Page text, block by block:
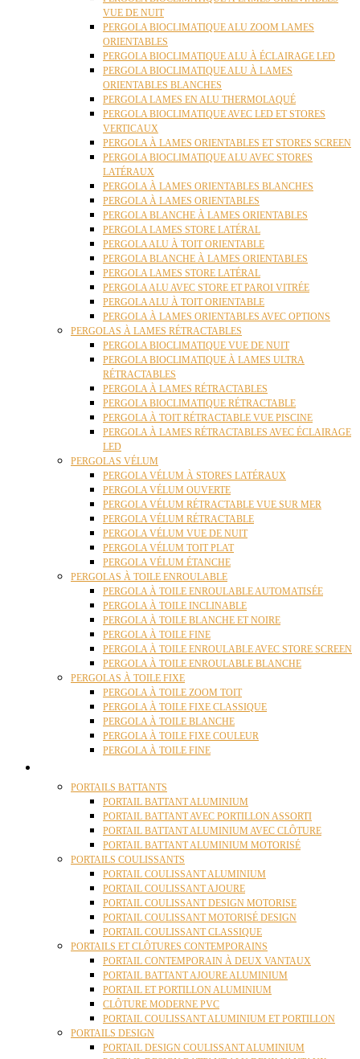
VUE DE NUIT
PERGOLA BIOCLIMATIQUE ALU ZOOM LAMES
ORIENTABLES
PERGOLA BIOCLIMATIQUE ALU À ÉCLAIRAGE LED
PERGOLA BIOCLIMATIQUE ALU À LAMES
ORIENTABLES BLANCHES
PERGOLA LAMES EN ALU THERMOLAQUÉ
PERGOLA BIOCLIMATIQUE AVEC LED ET STORES
VERTICAUX
PERGOLA À LAMES ORIENTABLES ET STORES SCREEN
PERGOLA BIOCLIMATIQUE ALU AVEC STORES
LATÉRAUX
PERGOLA À LAMES ORIENTABLES BLANCHES
PERGOLA À LAMES ORIENTABLES
PERGOLA BLANCHE À LAMES ORIENTABLES
PERGOLA LAMES STORE LATÉRAL
PERGOLA ALU À TOIT ORIENTABLE
PERGOLA BLANCHE À LAMES ORIENTABLES
PERGOLA LAMES STORE LATÉRAL
PERGOLA ALU AVEC STORE ET PAROI VITRÉE
PERGOLA ALU À TOIT ORIENTABLE
PERGOLA À LAMES ORIENTABLES AVEC OPTIONS
PERGOLAS À LAMES RÉTRACTABLES
PERGOLA BIOCLIMATIQUE VUE DE NUIT
PERGOLA BIOCLIMATIQUE À LAMES ULTRA
RÉTRACTABLES
PERGOLA À LAMES RÉTRACTABLES
PERGOLA BIOCLIMATIQUE RÉTRACTABLE
PERGOLA À TOIT RÉTRACTABLE VUE PISCINE
PERGOLA À LAMES RÉTRACTABLES AVEC ÉCLAIRAGE
LED
PERGOLAS VÉLUM
PERGOLA VÉLUM À STORES LATÉRAUX
PERGOLA VÉLUM OUVERTE
PERGOLA VÉLUM RÉTRACTABLE VUE SUR MER
PERGOLA VÉLUM RÉTRACTABLE
PERGOLA VÉLUM VUE DE NUIT
PERGOLA VÉLUM TOIT PLAT
PERGOLA VÉLUM ÉTANCHE
PERGOLAS À TOILE ENROULABLE
PERGOLA À TOILE ENROULABLE AUTOMATISÉE
PERGOLA À TOILE INCLINABLE
PERGOLA À TOILE BLANCHE ET NOIRE
PERGOLA À TOILE FINE
PERGOLA À TOILE ENROULABLE AVEC STORE SCREEN
PERGOLA À TOILE ENROULABLE BLANCHE
PERGOLAS À TOILE FIXE
PERGOLA À TOILE ZOOM TOIT
PERGOLA À TOILE FIXE CLASSIQUE
PERGOLA À TOILE BLANCHE
PERGOLA À TOILE FIXE COULEUR
PERGOLA À TOILE FINE
PORTAILS BATTANTS
PORTAIL BATTANT ALUMINIUM
PORTAIL BATTANT AVEC PORTILLON ASSORTI
PORTAIL BATTANT ALUMINIUM AVEC CLÔTURE
PORTAIL BATTANT ALUMINIUM MOTORISÉ
PORTAILS COULISSANTS
PORTAIL COULISSANT ALUMINIUM
PORTAIL COULISSANT AJOURE
PORTAIL COULISSANT DESIGN MOTORISE
PORTAIL COULISSANT MOTORISÉ DESIGN
PORTAIL COULISSANT CLASSIQUE
PORTAILS ET CLÔTURES CONTEMPORAINS
PORTAIL CONTEMPORAIN À DEUX VANTAUX
PORTAIL BATTANT AJOURE ALUMINIUM
PORTAIL ET PORTILLON ALUMINIUM
CLÔTURE MODERNE PVC
PORTAIL COULISSANT ALUMINIUM ET PORTILLON
PORTAILS DESIGN
PORTAIL DESIGN COULISSANT ALUMINIUM